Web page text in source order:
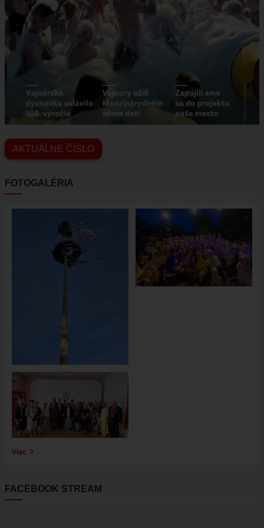
VAJNORSKÉ JAZERÁ
VAJNORSKÉ VINOHRADY
KONTAKTY
REFERÁTY
AKTUÁLNE ČÍSLO
FOTOGALÉRIA
Obrázok
Obrázok
Viac
FACEBOOK STREAM